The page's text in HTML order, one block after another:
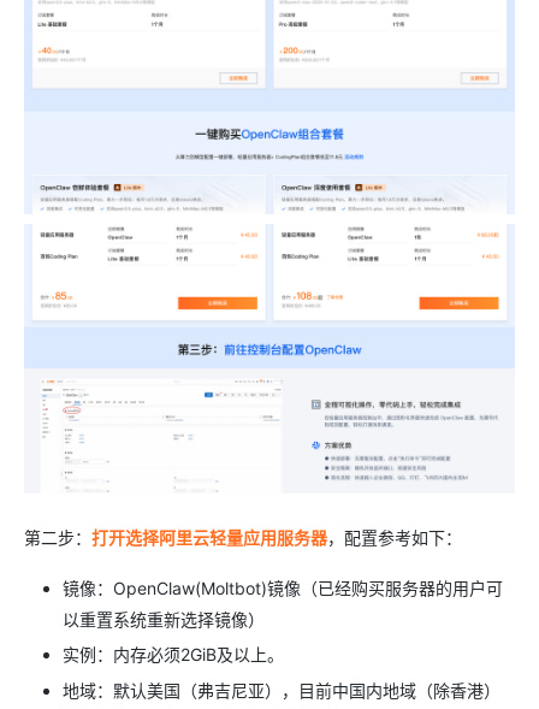
第二步： 打开选择阿里云轻量应用服务器，配置参考如下：
镜像：OpenClaw(Moltbot)镜像（已经购买服务器的用户可
以重置系统重新选择镜像）
实例：内存必须2GiB及以上。
地域：默认美国（弗吉尼亚），目前中国内地域（除香港）